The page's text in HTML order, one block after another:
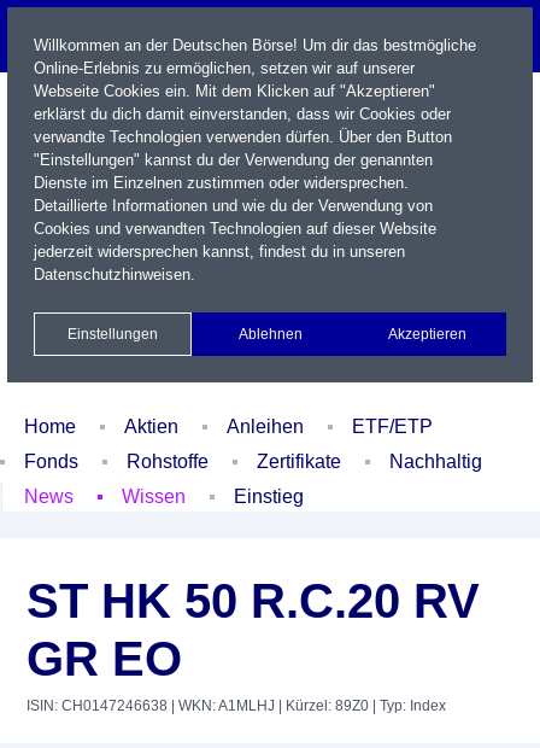
Name / WKN / ISIN / Kürzel
Xetra Realtime
Watchlist Portfolio Login
Home Aktien Anleihen
ETF/ETP
Fonds
Rohstoffe Zertifikate
Nachhaltig
News
Wissen Einstieg
ST HK 50 R.C.20 RV
GR EO
ISIN: CH0147246638 | WKN: A1MLHJ | Kürzel: 89Z0 | Typ: Index
Willkommen an der Deutschen Börse! Um dir das bestmögliche
Online-Erlebnis zu ermöglichen, setzen wir auf unserer
Webseite Cookies ein. Mit dem Klicken auf "Akzeptieren"
erklärst du dich damit einverstanden, dass wir Cookies oder
verwandte Technologien verwenden dürfen. Über den Button
"Einstellungen" kannst du der Verwendung der genannten
Dienste im Einzelnen zustimmen oder widersprechen.
Detaillierte Informationen und wie du der Verwendung von
Cookies und verwandten Technologien auf dieser Website
jederzeit widersprechen kannst, findest du in unseren
Datenschutzhinweisen.
Einstellungen Ablehnen Akzeptieren